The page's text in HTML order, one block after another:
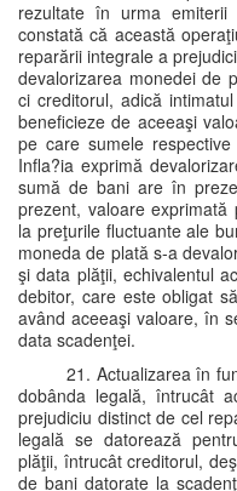
rezultate în urma
constată că această
reparării integrale a
devalorizarea monedei de
ci creditorul, adică
beneficieze de aceeaşi
pe care sumele
Infla?ia exprimă
sumă de bani are în
prezent, valoare
la preţurile fluctuante ale
moneda de plată s-a
şi data plăţii, echivalentul
debitor, care este obligat
având aceeaşi valoare, în
data scadenţei.
21. Actualizarea în
dobânda legală, întrucât
prejudiciu distinct de cel
legală se datorează
plăţii, întrucât creditorul,
de bani datorate la